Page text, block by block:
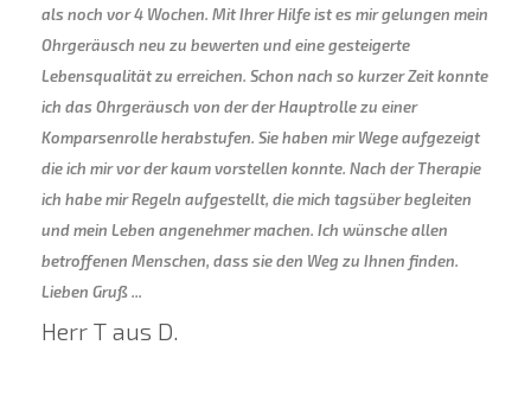
als noch vor 4 Wochen. Mit Ihrer Hilfe ist es mir gelungen mein
Ohrgeräusch neu zu bewerten und eine gesteigerte
Lebensqualität zu erreichen. Schon nach so kurzer Zeit konnte
ich das Ohrgeräusch von der der Hauptrolle zu einer
Komparsenrolle herabstufen. Sie haben mir Wege aufgezeigt
die ich mir vor der kaum vorstellen konnte. Nach der Therapie
ich habe mir Regeln aufgestellt, die mich tagsüber begleiten
und mein Leben angenehmer machen. Ich wünsche allen
betroffenen Menschen, dass sie den Weg zu Ihnen finden.
Lieben Gruß ...
Herr T aus D.